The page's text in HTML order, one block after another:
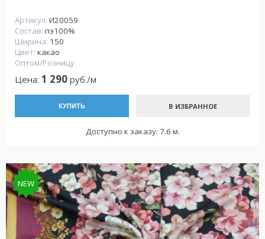
Артикул: И20059
Состав: пэ100%
Ширина: 150
Цвет: какао
Оптом/Розницу
Цена: 1 290 руб./м
КУПИТЬ В ИЗБРАННОЕ
Доступно к заказу: 7.6 м.
NEW